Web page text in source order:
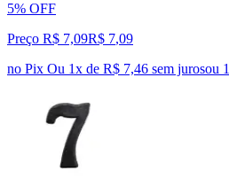
5% OFF
Preço R$ 7,09R$ 7,09
no Pix Ou 1x de R$ 7,46 sem jurosou 1